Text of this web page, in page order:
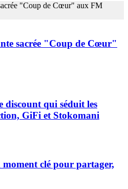
sacrée "Coup de Cœur"
discount qui séduit les
GiFi et Stokomani
clé pour partager,